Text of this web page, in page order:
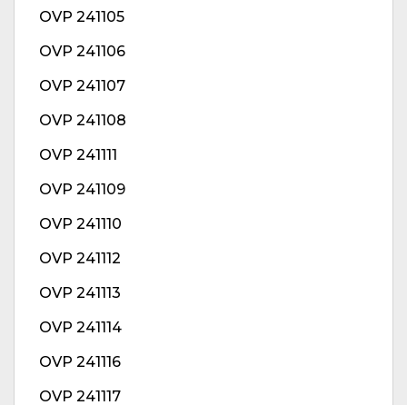
OVP 241105
OVP 241106
OVP 241107
OVP 241108
OVP 241111
OVP 241109
OVP 241110
OVP 241112
OVP 241113
OVP 241114
OVP 241116
OVP 241117